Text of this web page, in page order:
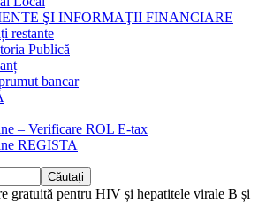
ŞI INFORMAŢII FINANCIARE
restante
Publică
bancar
– Verificare ROL E-tax
REGISTA
gratuită pentru HIV și hepatitele virale B și